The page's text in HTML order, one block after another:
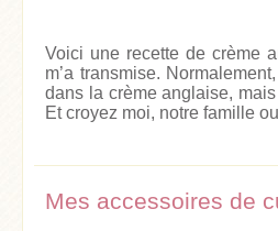
Voici une recette de crème
m’a transmise.
dans la crème anglaise,
Et croyez moi, notre famille
Mes accessoires de